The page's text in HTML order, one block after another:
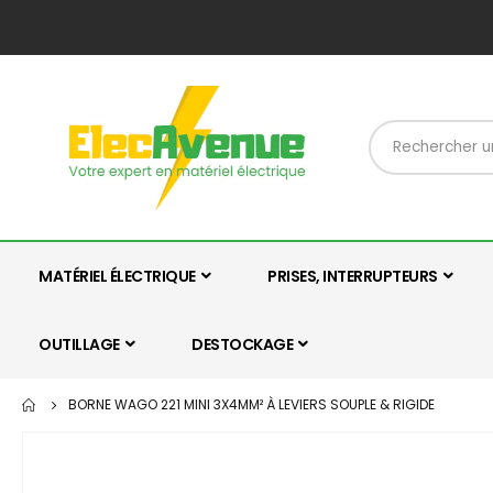
MATÉRIEL ÉLECTRIQUE PRISES, INTERRUPTEURS
OUTILLAGE DESTOCKAGE
BORNE WAGO 221 MINI 3X4MM² À LEVIERS SOUPLE & RIGIDE